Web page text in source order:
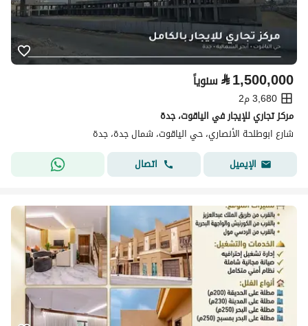
⃁1,500,000 سنوياً
3,680 م2
مركز تجاري للإيجار في الياقوت، جدة
شارع ابوطلحة الأنصاري، حي الياقوت، شمال جدة، جدة
الإيميل
اتصال